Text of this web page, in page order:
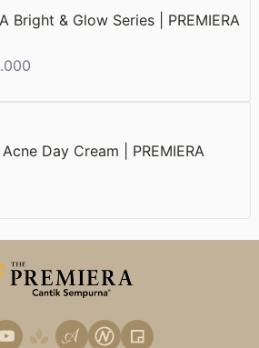
Bright & Glow Series | PREMIERA
Day Cream | PREMIERA